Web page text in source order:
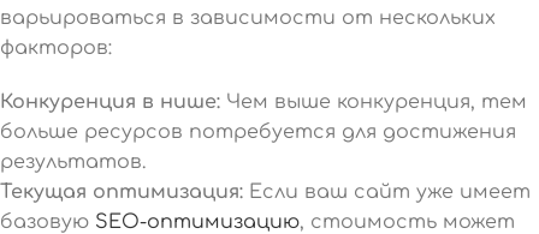
варьироваться в зависимости от нескольких
факторов:
Конкуренция в нише: Чем выше конкуренция, тем
больше ресурсов потребуется для достижения
результатов.
Текущая оптимизация: Если ваш сайт уже имеет
базовую SEO-оптимизацию, стоимость может